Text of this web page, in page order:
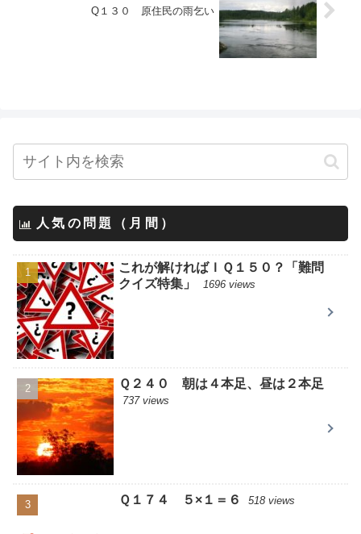
Q１３０ 原住民の雨乞い
人気の問題（月間）
これが解ければＩＱ１５０？「難問
クイズ特集」
1696 views
Ｑ２４０ 朝は４本足、昼は２本足
737 views
Ｑ１７４ ５×１＝６ 518 views